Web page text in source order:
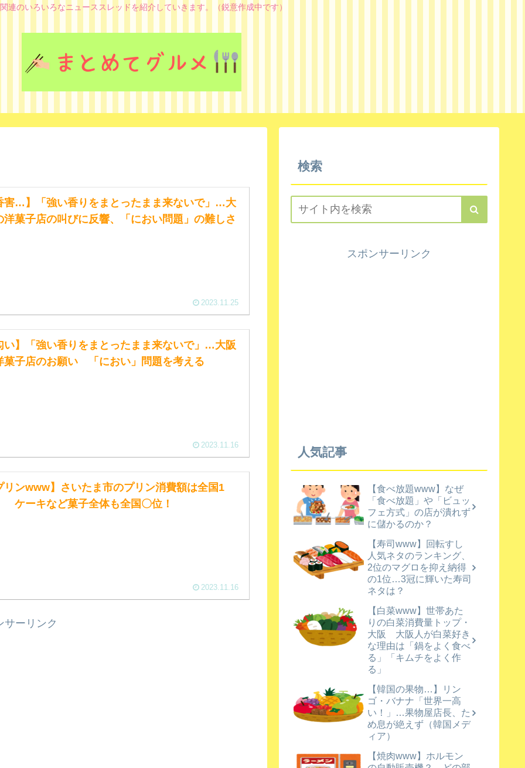
連のいろいろなニューススレッドを紹介していきます。（鋭意作成中です）
害…】「強い香りをまとったまま来ないで」…大
洋菓子店の叫びに反響、「におい問題」の難しさ
2023.11.25
い】「強い香りをまとったまま来ないで」…大阪
菓子店のお願い 「におい」問題を考える
2023.11.16
リンwww】さいたま市のプリン消費額は全国1
ケーキなど菓子全体も全国〇位！
2023.11.16
サーリンク
検索
スポンサーリンク
人気記事
【食べ放題www】なぜ
「食べ放題」や「ビュッ
フェ方式」の店が潰れず
に儲かるのか？
【寿司www】回転すし
人気ネタのランキング、
2位のマグロを抑え納得
の1位…3冠に輝いた寿司
ネタは？
【白菜www】世帯あた
りの白菜消費量トップ・
大阪 大阪人が白菜好き
な理由は「鍋をよく食べ
る」「キムチをよく作
る」
【韓国の果物…】リン
ゴ・バナナ「世界一高
い！」…果物屋店長、た
め息が絶えず（韓国メデ
ィア）
【焼肉www】ホルモン